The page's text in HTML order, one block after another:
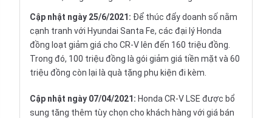
Cập nhật ngày 25/6/2021: Để thúc đẩy doanh số nằm
cạnh tranh với Hyundai Santa Fe, các đại lý Honda
đồng loạt giảm giá cho CR-V lên đến 160 triệu đồng.
Trong đó, 100 triệu đồng là gói giảm giá tiền mặt và 60
triệu đồng còn lại là quà tặng phụ kiện đi kèm.
Cập nhật ngày 07/04/2021: Honda CR-V LSE được bổ
sung tăng thêm tùy chọn cho khách hàng với giá bán